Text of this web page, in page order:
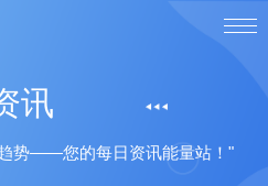
讯
势——您的每日资讯能量站！"